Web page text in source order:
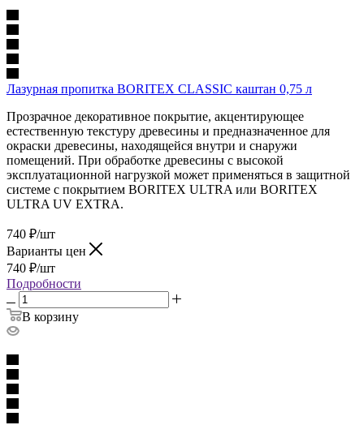
Лазурная пропитка BORITEX CLASSIC каштан 0,75 л
Прозрачное декоративное покрытие, акцентирующее
естественную текстуру древесины и предназначенное для
окраски древесины, находящейся внутри и снаружи
помещений. При обработке древесины с высокой
эксплуатационной нагрузкой может применяться в защитной
системе с покрытием BORITEX ULTRA или BORITEX
ULTRA UV EXTRA.
740 ₽/шт
Варианты цен
740 ₽/шт
Подробности
В корзину